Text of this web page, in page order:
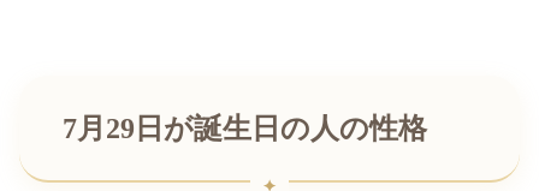
7月29日が誕生日の人の性格